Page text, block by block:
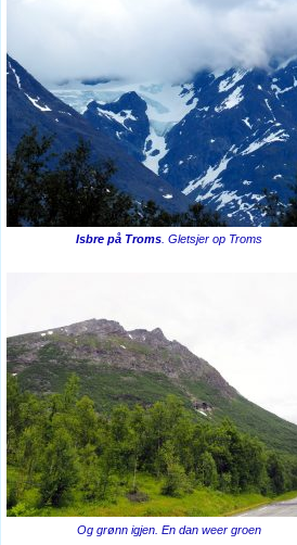
Isbre på Troms . Gletsjer op Troms
Og grønn igjen. En dan weer groen